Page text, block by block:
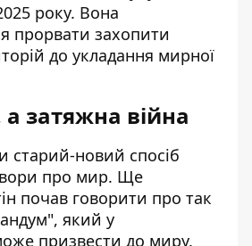
року. Вона
прорвати захопити
до укладання мирної
затяжна війна
старий-новий спосіб
про мир. Ще
почав говорити про так
який у
призвести до миру.